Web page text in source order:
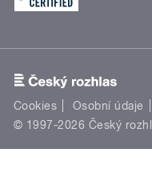
Cookies Osobní údaje
© 1997-2026 Český